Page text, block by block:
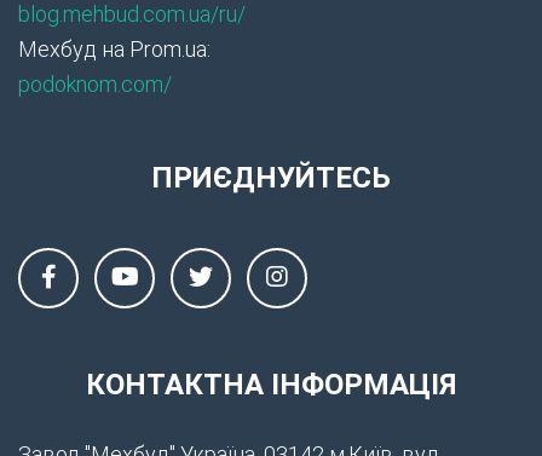
blog.mehbud.com.ua/ru/
Мехбуд на Prom.ua:
podoknom.com/
ПРИЄДНУЙТЕСЬ
КОНТАКТНА ІНФОРМАЦІЯ